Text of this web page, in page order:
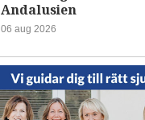
Andalusien
06 aug 2026